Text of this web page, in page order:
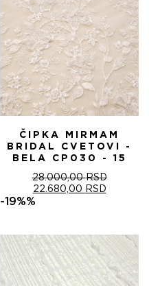
ČIPKA MIRMAM
BRIDAL CVETOVI -
BELA CP030 - 15
28.000,00RSD
ОРИГИНАЛНА
ЦЕНА
28.000,00 RSD.
22.680,00 RSD
-19%%